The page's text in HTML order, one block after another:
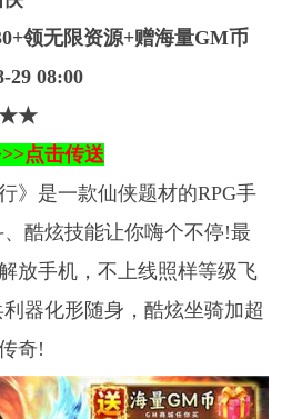
领无限资源+赠海量GM币
29 08:00
点击传送
行》是一款仙侠题材的RPG手
酷炫技能让你嗨个不停!最
放手机，不上线照样等级飞
器化形随身，酷炫坐骑加超
奇!